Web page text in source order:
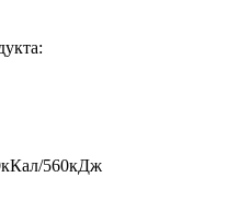
560кДж